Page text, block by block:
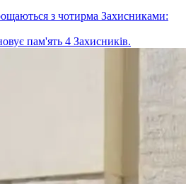
з чотирма Захисниками:
пам'ять 4 Захисників.